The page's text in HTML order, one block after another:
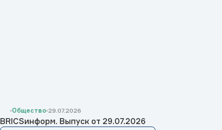
Общество 29.07.2026
BRICSинформ. Выпуск от 29.07.2026